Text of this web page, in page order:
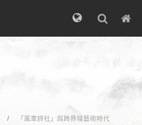
「風車詩社」與跨界域藝術時代